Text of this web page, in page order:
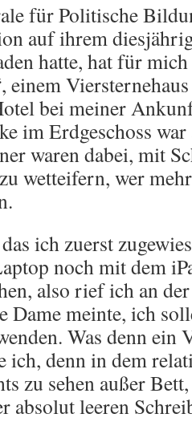
für Politische
auf ihrem
hatte, hat für
einem
bei meiner
im Erdgeschoss
waren dabei, mit
wetteifern, wer
ich zuerst
noch mit dem
also rief ich an
Dame meinte, ich
Was denn ein
ich, denn in dem
zu sehen außer
absolut leeren